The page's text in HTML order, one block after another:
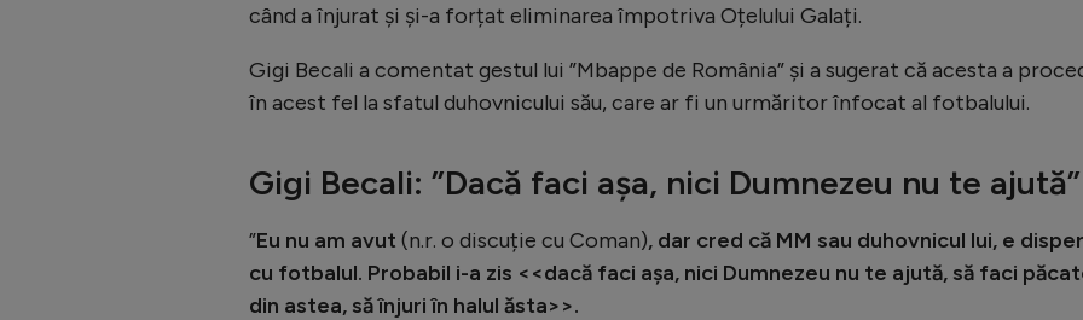
când a înjurat și și-a forțat eliminarea împotriva Oțelului Galați.
Gigi Becali a comentat gestul lui ”Mbappe de România” și a sugerat că acesta a
în acest fel la sfatul duhovnicului său, care ar fi un urmăritor înfocat al fotbalului.
Gigi Becali: ”Dacă faci așa, nici Dumnezeu nu te ajută”
”Eu nu am avut (n.r. o discuție cu Coman), dar cred că MM sau duhovnicul lui, e
cu fotbalul. Probabil i-a zis <<dacă faci așa, nici Dumnezeu nu te ajută, să faci
din astea, să înjuri în halul ăsta>>.